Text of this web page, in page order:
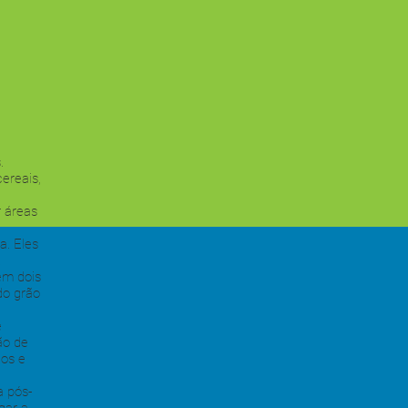
áreas
Eles
dois
grão
de
e
pós-